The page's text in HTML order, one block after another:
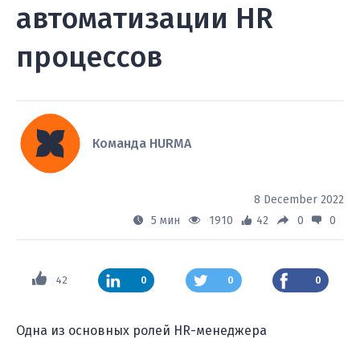
автоматизации HR
процессов
Команда HURMA
8 December 2022
5 мин
1910 42 0 0
42 0 0 0
Одна из основных ролей HR-менеджера